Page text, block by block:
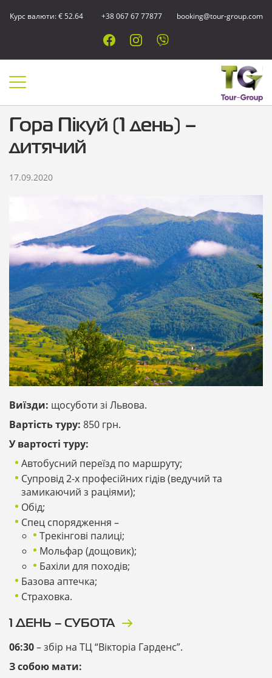
Курс валюти: € 52.64 +38 067 67 77877 booking@tour-group.com
Гора Пікуй (1 день) –
дитячий
17.09.2020
Виїзди: щосуботи зі Львова.
Вартість туру: 850 грн.
У вартості туру:
Автобусний переїзд по маршруту;
Супровід 2-х професійних гідів (ведучий та
замикаючий з раціями);
Обід;
Спец спорядження –
Трекінгові палиці;
Мольфар (дощовик);
Бахіли для походів;
Базова аптечка;
Страховка.
1 ДЕНЬ – СУБОТА
06:30– збір на ТЦ “Вікторіа Гарденс”.
З собою мати: